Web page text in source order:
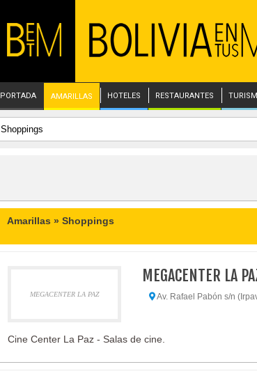
PORTADA AMARILLAS HOTELES RESTAURANTES
Amarillas » Shoppings
MEGACENTER LA PAZ
MEGACENTER LA
Av. Rafael Pabón s/n
Cine Center La Paz - Salas de cine.